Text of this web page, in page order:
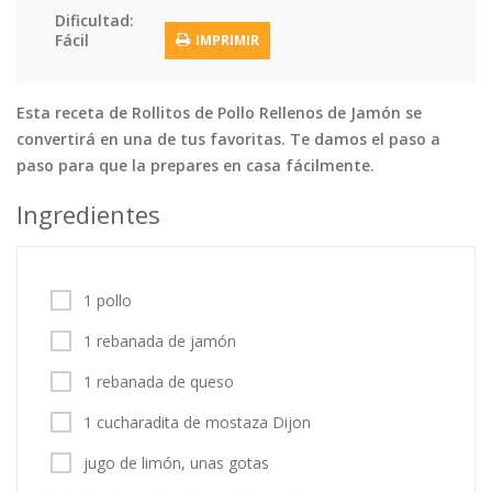
Tortas Vegetales
Vegetarian…
Tips y Trucos
Contáctanos
Entrar / Registrarse
Dificultad:
Fácil
IMPRIMIR
Esta receta de Rollitos de Pollo Rellenos de Jamón se
convertirá en una de tus favoritas. Te damos el paso a
paso para que la prepares en casa fácilmente.
Ingredientes
1 pollo
1 rebanada de jamón
1 rebanada de queso
1 cucharadita de mostaza Dijon
jugo de limón, unas gotas